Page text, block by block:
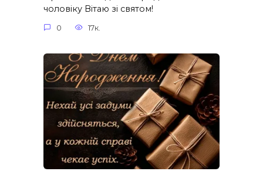
чоловіку Вітаю зі святом!
0 17к.